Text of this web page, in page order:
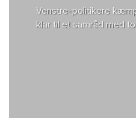
Venstre-politikere
klar til et samråd med